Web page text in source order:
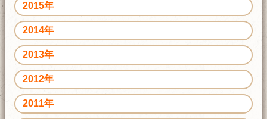
2015年
2014年
2013年
2012年
2011年